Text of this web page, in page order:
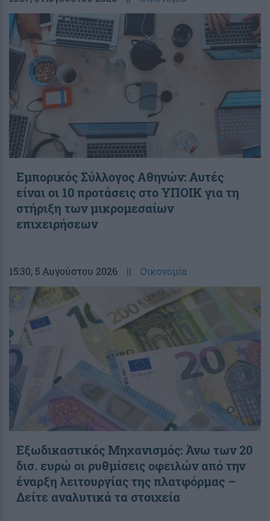
Εμπορικός Σύλλογος Αθηνών: Αυτές
είναι οι 10 προτάσεις στο ΥΠΟΙΚ για τη
στήριξη των μικρομεσαίων
επιχειρήσεων
15:30, 5 Αυγούστου 2026 || Οικονομία
Εξωδικαστικός Μηχανισμός: Άνω των 20
δισ. ευρώ οι ρυθμίσεις οφειλών από την
έναρξη λειτουργίας της πλατφόρμας –
Δείτε αναλυτικά τα στοιχεία